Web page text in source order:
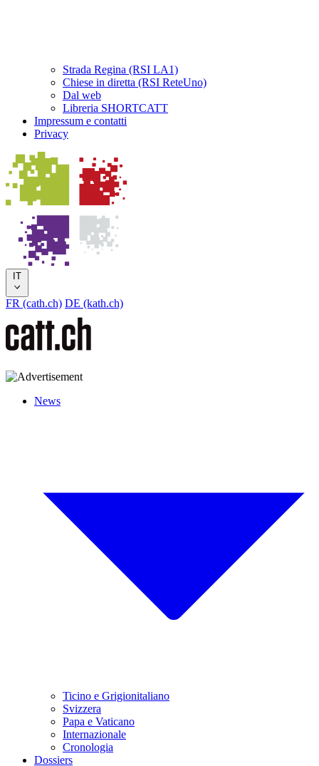
Strada Regina (RSI LA1)
Chiese in diretta (RSI ReteUno)
Dal web
Libreria SHORTCATT
Impressum e contatti
Privacy
IT
FR (cath.ch) DE (kath.ch)
News
Ticino e Grigionitaliano
Svizzera
Papa e Vaticano
Internazionale
Cronologia
Dossiers